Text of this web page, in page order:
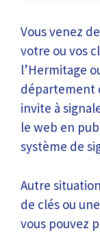
Vous venez
votre ou vos
l’Hermitage
département
invite à
le web en
système de
Autre
de clés ou
vous pouvez